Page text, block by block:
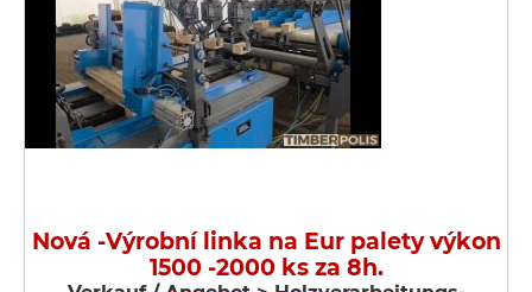
Nová -Výrobní linka na Eur palety výkon
1500 -2000 ks za 8h.